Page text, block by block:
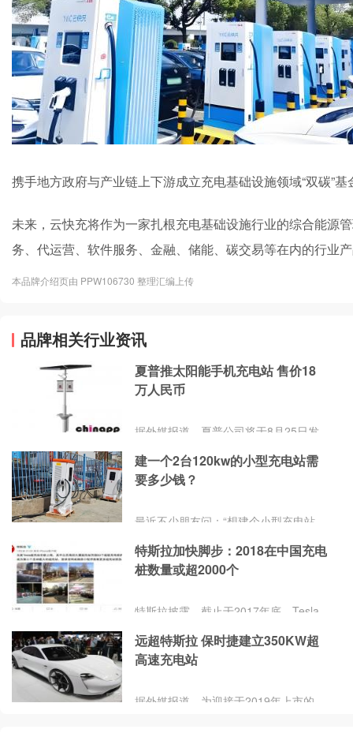
携手地方政府与产业链上下游成立充电基础设施领域“双碳”
未来，云快充将作为一家扎根充电基础设施行业的综合能源
务、代运营、软件服务、金融、储能、碳交易等在内的行业
本品牌介绍页由 PPW106730 整理汇编上传
品牌相关行业资讯
夏普推太阳能手机充电站 售价18
万人民币
据外媒报道，夏普公司将于8月25日发
在街头为手机和智能手机充电。据了
解，此前夏普与东京都政府合作的试点
政府等进行推销。太阳能充电站太阳能
端的太阳能电板发电，同时可供4台设
备充电。而充电站的价格并不便宜，单
个售价高达270万日元(约合人民币18万
订单
建一个2台120kw的小型充电站需
要多少钱？
最近不少朋友问：“想建个小型充电站，
钱？”今天咱们就用大白话算笔明白账，
帮你避开“预算刺客”。
特斯拉加快脚步：2018在中国充电
桩数量或超2000个
特斯拉披露，截止于2017年底，Tesla
充电桩数量已经超越1000多个。而到
2018年底，这个数字可能将会翻倍。
远超特斯拉 保时捷建立350KW超
高速充电站
据外媒报道，为迎接于2019年上市的